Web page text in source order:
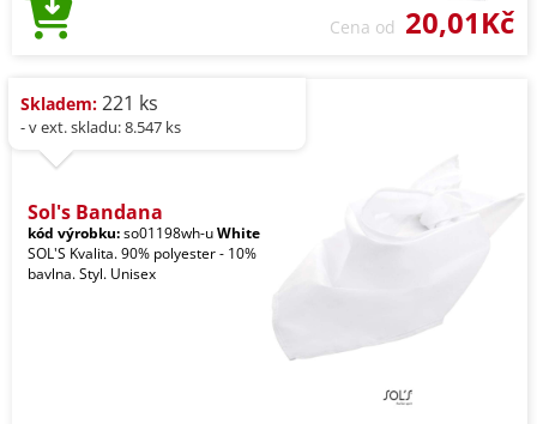
Cena od 20,01Kč
Skladem: 221 ks
- v ext. skladu: 8.547 ks
Sol's Bandana
kód výrobku:so01198wh-uWhite
SOL'S Kvalita. 90% polyester - 10%
bavlna. Styl. Unisex